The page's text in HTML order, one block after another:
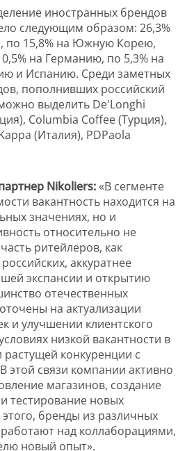
иностранных брендов
следующим образом: 26,3%
по 15,8% на Южную Корею,
на Германию, по 5,3% на
и Испанию. Среди заметных
пополнивших российский
выделить De'Longhi
Columbia Coffee (Турция),
(Италия), PDPaola
Nikoliers:«В сегменте
вакантность находится на
значениях, но и
относительно не
ритейлеров, как
аккуратнее
экспансии и открытию
отечественных
на актуализации
и улучшении клиентского
низкой вакантности в
растущей конкуренции с
этой связи компании активно
магазинов, создание
тестирование новых
бренды из различных
над коллаборациями,
новый опыт».